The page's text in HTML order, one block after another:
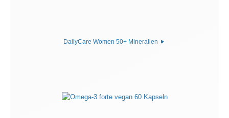
DailyCare Women 50+ Mineralien